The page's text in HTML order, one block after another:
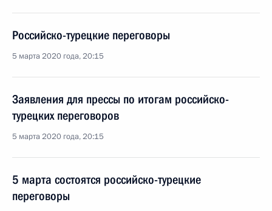
Российско-турецкие переговоры
5 марта 2020 года, 20:15
Заявления для прессы по итогам российско-
турецких переговоров
5 марта 2020 года, 20:15
5 марта состоятся российско-турецкие
переговоры